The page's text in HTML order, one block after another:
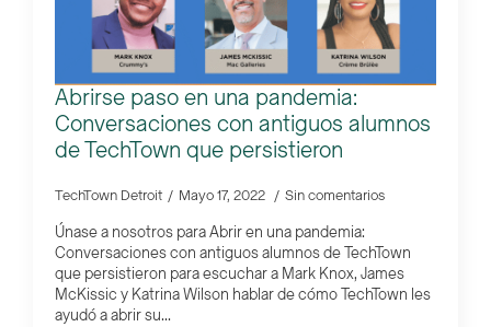
Abrirse paso en una pandemia:
Conversaciones con antiguos alumnos
de TechTown que persistieron
TechTown Detroit Mayo 17, 2022 Sin comentarios
Únase a nosotros para Abrir en una pandemia:
Conversaciones con antiguos alumnos de TechTown
que persistieron para escuchar a Mark Knox, James
McKissic y Katrina Wilson hablar de cómo TechTown les
ayudó a abrir su...